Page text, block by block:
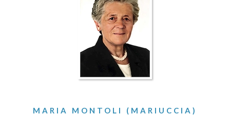
MARIA MONTOLI (MARIUCCIA)